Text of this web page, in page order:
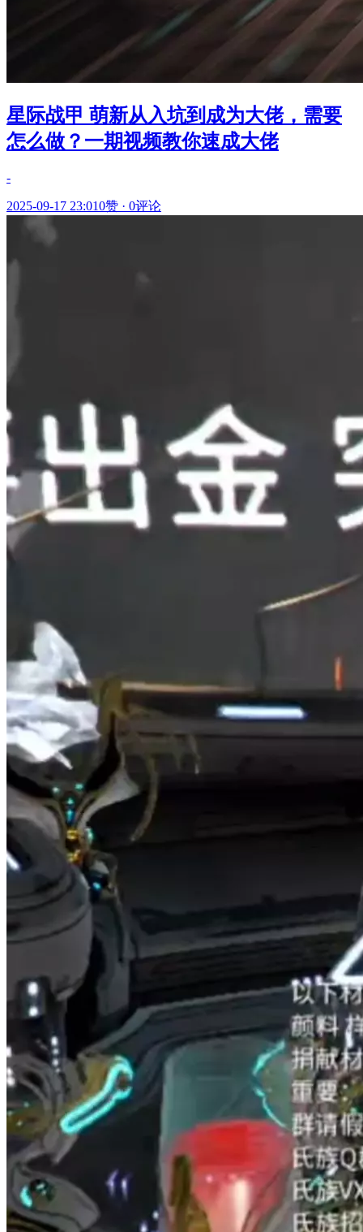
星际战甲 萌新从入坑到成为大佬，需要
怎么做？一期视频教你速成大佬
-
2025-09-17 23:010赞 · 0评论